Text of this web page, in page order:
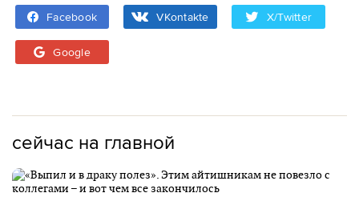
Facebook VKontakte X/Twitter
Google
сейчас на главной